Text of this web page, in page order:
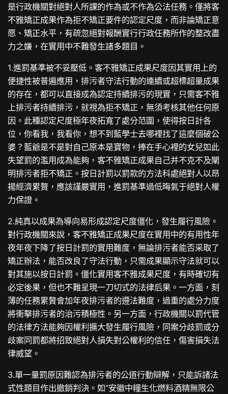
是行政機關對絕對人所課的作為或不作為公法任務。僅將客
不雅矯正成果作為拒不矯正要件的認定尺度，而非論矯正意
愿、矯正水平，有疏忽絕對報酬實行行政任務所作的整改盡
力之嫌，在實用中不難發生諸多題目。
1.進罰基準被不妥壓低。客不雅矯正成果尺度因其實用上的
便捷性被普遍應用，排污者守法行動的連續或超標超量成果
的存在，都可以直接成為認定持續排污的現實，只需客不雅
上排污者持續排污，就視為拒不矯正，無須考核其他任何原
因。此種認定尺度極年夜拓寬了處分范圍，使得按日計各
位，你看我，我看你，想不到藍學士去哪裡找了這麼個破公
婆？藍爺是不是對自己原本是寶物，捧在手心裡的女兒如此
失望罰的濫用成為能夠，客不雅矯正成果自己并不克不及闡
明排污者拒不矯正。按日計罰以罰款的方法科處絕對人以昂
揚經濟累贅，應該謹嚴實用，進罰基準過低晦氣于絕對人權
力保證。
2.純真以成果為導向易形成認定尺度僵化，發生履行風險。
對行政機關來說，客不雅矯正成果尺度在實用中的有用性年
夜年夜下降了按日計罰的實用難度，無論排污者能否采取了
矯正辦法，能否改良了守法行動，只需成果顯示守法就可以
對其施以按日計罰。僵化實用客不雅成果尺度，有時確切有
必定後果，但也不難呈現一刀切式的法律后果。一方面，刻
薄的任務累贅會加年夜排污者的遵法難度，過重的處分力度
將衝擊排污者的治污積極性。另一方面，行政機關以罰代管
的法律方法能夠因權利擴大發生履行風險，同案分歧罰或分
歧案同罰都將招致絕對人損失對公權利的信任，傷害損失法
律威望。
3.單一量罰原因難認為排污者的公道行動辯解，只能訴諸法
式性題目作出撤銷判決。如“安徽中糧生化燃料酒精無限公